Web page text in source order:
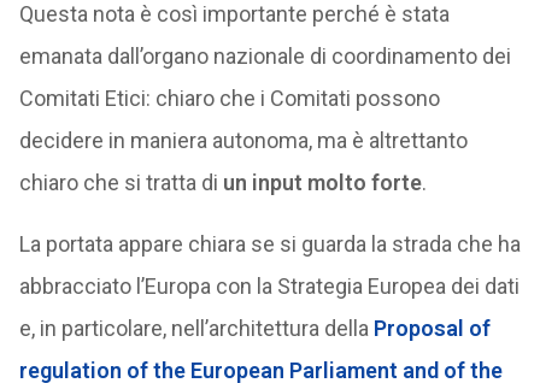
Questa nota è così importante perché è stata
emanata dall’organo nazionale di coordinamento dei
Comitati Etici: chiaro che i Comitati possono
decidere in maniera autonoma, ma è altrettanto
chiaro che si tratta di un input molto forte.
La portata appare chiara se si guarda la strada che ha
abbracciato l’Europa con la Strategia Europea dei dati
e, in particolare, nell’architettura della Proposal of
regulation of the European Parliament and of the